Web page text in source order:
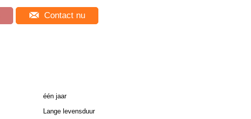
Contact nu
één jaar
Lange levensduur